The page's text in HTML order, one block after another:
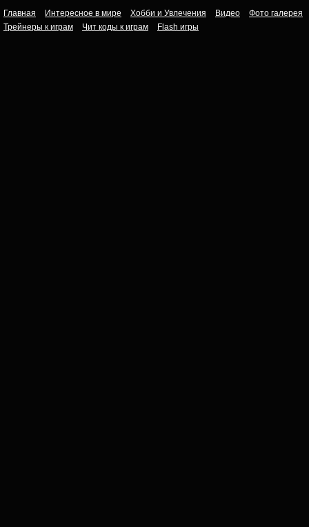
Главная Интересное в мире Хобби и Увлечения Видео
Фото галерея
Трейнеры к играм
Чит коды к играм Flash игры